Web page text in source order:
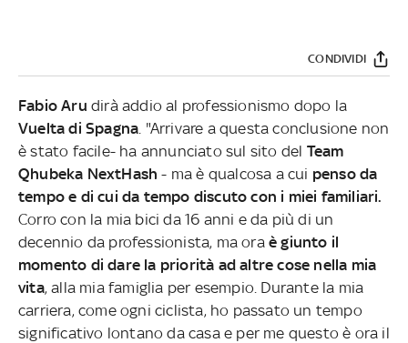
CONDIVIDI
Fabio Aru dirà addio al professionismo dopo la
Vuelta di Spagna . "Arrivare a questa conclusione non
è stato facile- ha annunciato sul sito del Team
Qhubeka NextHash- ma è qualcosa a cui penso da
tempo e di cui da tempo discuto con i miei familiari.
Corro con la mia bici da 16 anni e da più di un
decennio da professionista, ma oraè giunto il
momento di dare la priorità ad altre cose nella mia
vita, alla mia famiglia per esempio. Durante la mia
carriera, come ogni ciclista, ho passato un tempo
significativo lontano da casa e per me questo è ora il